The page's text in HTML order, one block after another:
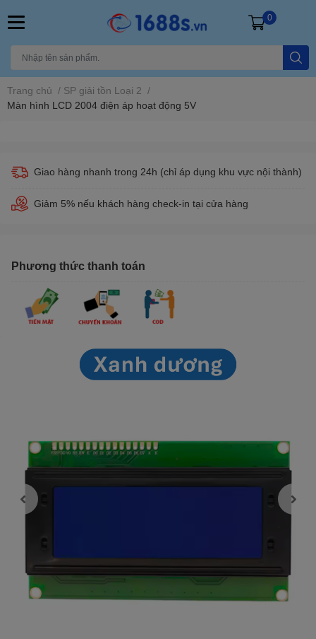
0
Trang chủ / SP giải tồn Loại 2 /
Màn hình LCD 2004 điện áp hoạt động 5V
Giao hàng nhanh trong 24h (chỉ áp dụng khu vực nội thành)
Giảm 5% nếu khách hàng check-in tại cửa hàng
Phương thức thanh toán